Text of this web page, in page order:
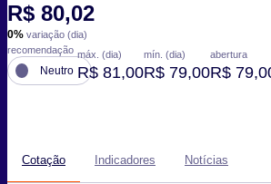
R$ 80,02
0% variação (dia)
recomendação
Neutro
máx. (dia)
R$ 81,00
mín. (dia)
R$ 79,00
abertura
R$
Cotação Indicadores Notícias